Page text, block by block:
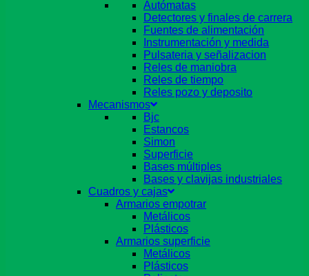
Autómatas
Detectores y finales de carrera
Fuentes de alimentación
Instrumentación y medida
Pulsateria y señalizacion
Reles de maniobra
Reles de tiempo
Reles pozo y deposito
Mecanismos
Bjc
Estancos
Simon
Superficie
Bases múltiples
Bases y clavijas industriales
Cuadros y cajas
Armarios empotrar
Metálicos
Plásticos
Armarios superficie
Metálicos
Plásticos